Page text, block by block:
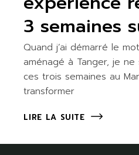
3 semaines
Quand j’ai démarré le
aménagé à Tanger, je
ces trois semaines au
transformer
LIRE LA SUITE